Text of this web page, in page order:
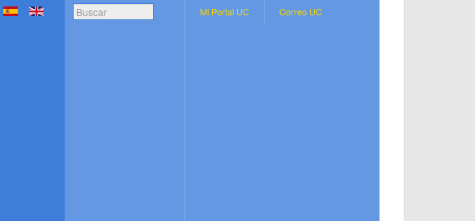
Search... Mi Portal UC Correo UC